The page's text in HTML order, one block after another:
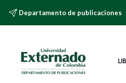
Departamento de publicaciones